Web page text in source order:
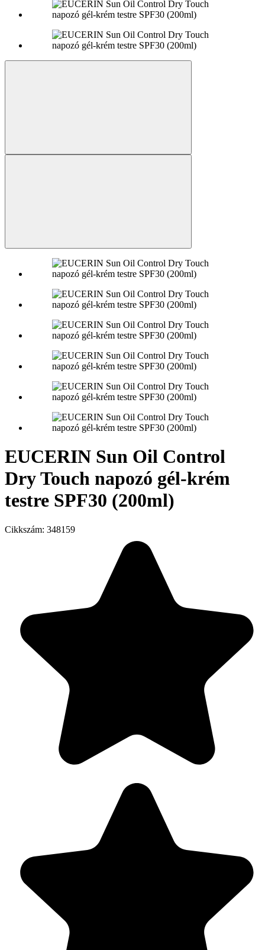
EUCERIN Sun Oil Control
Dry Touch napozó gél-krém
testre SPF30 (200ml)
Cikkszám: 348159